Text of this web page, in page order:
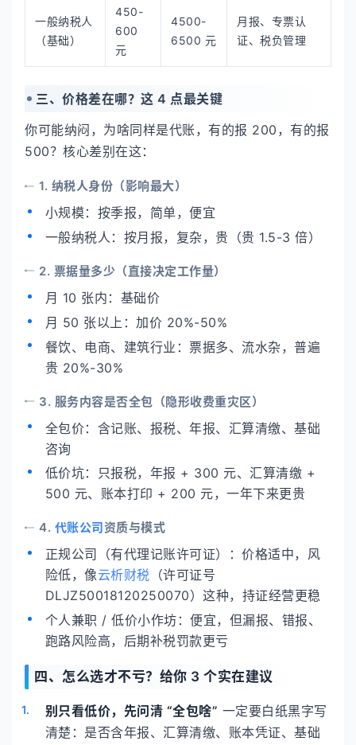
一般纳税人
（基础）
450-
600
元
4500-
6500 元
月报、专票认
证、税负管理
三、价格差在哪？这 4 点最关键
你可能纳闷，为啥同样是代账，有的报 200，有的报
500？核心差别在这：
1. 纳税人身份（影响最大）
小规模：按季报，简单，便宜
一般纳税人：按月报，复杂，贵（贵 1.5-3 倍）
2. 票据量多少（直接决定工作量）
月 10 张内：基础价
月 50 张以上：加价 20%-50%
餐饮、电商、建筑行业：票据多、流水杂，普遍
贵 20%-30%
3. 服务内容是否全包（隐形收费重灾区）
全包价：含记账、报税、年报、汇算清缴、基础
咨询
低价坑：只报税，年报 + 300 元、汇算清缴 +
500 元、账本打印 + 200 元，一年下来更贵
4. 代账公司 资质与模式
正规公司（有代理记账许可证）：价格适中，风
险低，像云析财税 （许可证号
DLJZ50018120250070）这种，持证经营更稳
个人兼职 / 低价小作坊：便宜，但漏报、错报、
跑路风险高，后期补税罚款更亏
四、怎么选才不亏？给你 3 个实在建议
别只看低价，先问清 “全包啥” 一定要白纸黑字写
清楚：是否含年报、汇算清缴、账本凭证、基础